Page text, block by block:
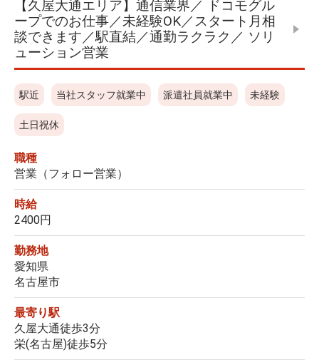
【久屋大通エリア】通信業界／ ドコモグル
ープでのお仕事／未経験OK／スタート月相
談できます／駅直結／通勤ラクラク／ ソリ
ューション営業
駅近 当社スタッフ就業中 派遣社員就業中 未経験
土日祝休
職種
営業（フォロー営業）
時給
2400円
勤務地
愛知県
名古屋市
最寄り駅
久屋大通徒歩3分
栄(名古屋)徒歩5分